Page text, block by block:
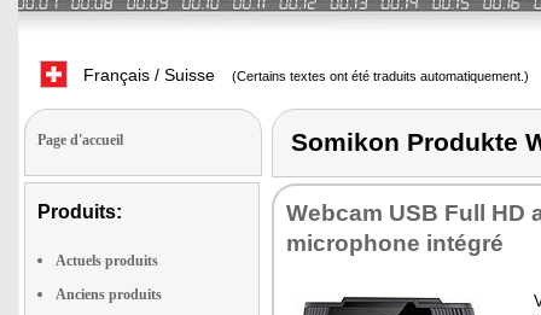
Français / Suisse (Certains textes ont été traduits automatiquement.)
Page d'accueil
Produits:
Actuels produits
Anciens produits
Somikon Produkte
Webcam USB Full HD
microphone intégré